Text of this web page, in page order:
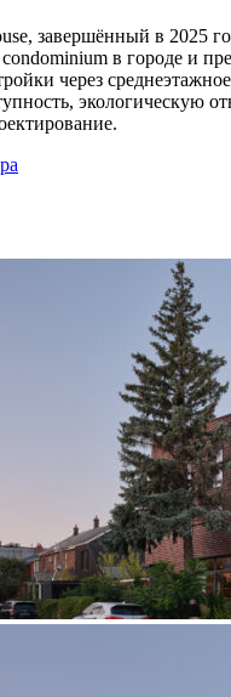
завершённый в 2025
в городе и
через
экологическую